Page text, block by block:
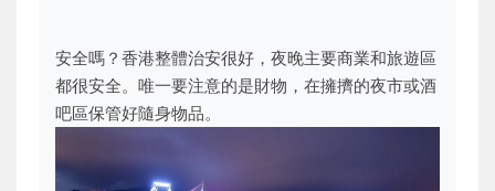
安全嗎？香港整體治安很好，夜晚主要商業和旅遊區
都很安全。唯一要注意的是財物，在擁擠的夜市或酒
吧區保管好隨身物品。